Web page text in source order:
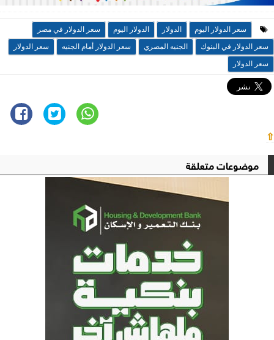
سعر الدولار اليوم الدولار الدولار اليوم
سعر الدولار في مصر
سعر الدولار في البنوك
الجنيه المصري سعر الدولار أمام الجنيه
سعر الدولار
سعر الدولار
⇧
موضوعات متعلقة